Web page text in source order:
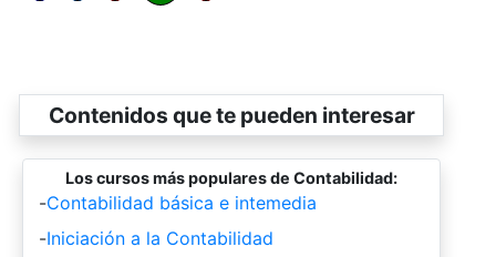
Contenidos que te pueden interesar
Los cursos más populares de Contabilidad:
-Contabilidad básica e intemedia
-Iniciación a la Contabilidad